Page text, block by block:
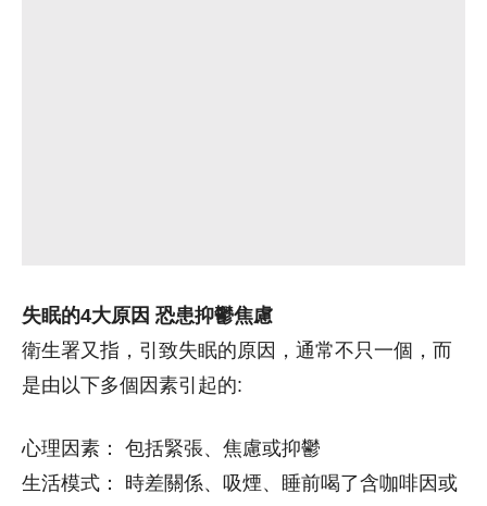
失眠的4大原因 恐患抑鬱焦慮
衛生署又指，引致失眠的原因，通常不只一個，而
是由以下多個因素引起的:
心理因素： 包括緊張、焦慮或抑鬱
生活模式： 時差關係、吸煙、睡前喝了含咖啡因或